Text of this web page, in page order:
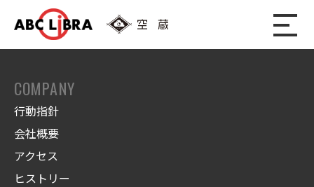
COMPANY
行動指針
会社概要
アクセス
ヒストリー